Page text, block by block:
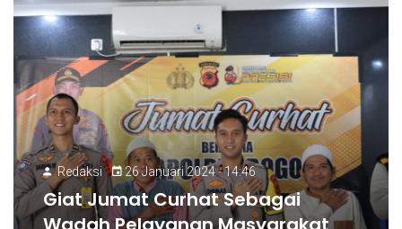
Redaksi 26 Januari 2024 - 14:46
Giat Jumat Curhat Sebagai